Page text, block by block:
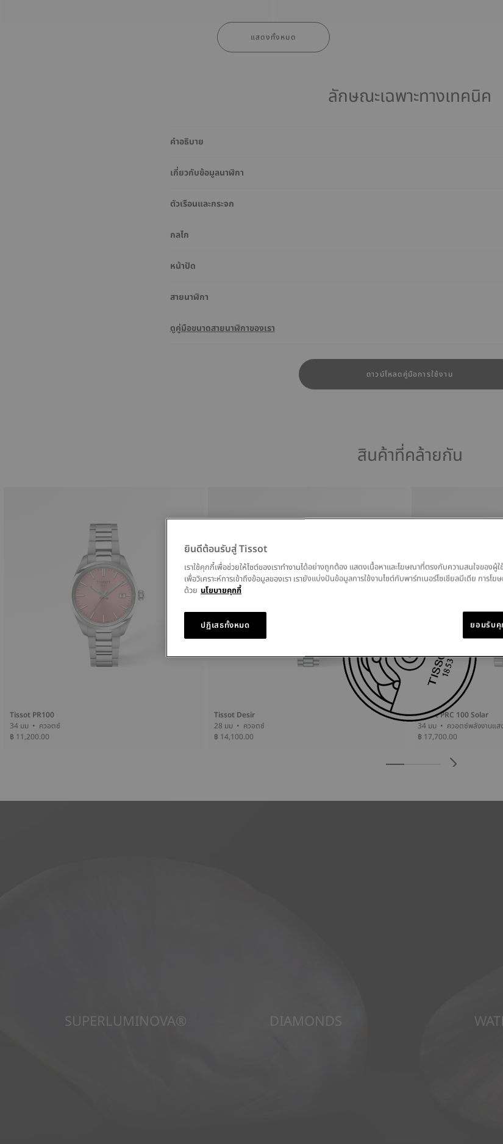
แสดงทั้งหมด
ลักษณะเฉพาะทางเทคนิค
คำอธิบาย
เกี่ยวกับข้อมูลนาฬิกา
ตัวเรือนและกระจก
กลไก
หน้าปัด
สายนาฬิกา
ดูคู่มือขนาดสายนาฬิกาของเรา
ดาวน์โหลดคู่มือการใช้งาน
สินค้าที่คล้ายกัน
Tissot PR100
34 มม • ควอตซ์
฿ 11,200.00
Tissot Desir
28 มม • ควอตซ์
฿ 14,100.00
Tissot PRC 100 Solar
34 มม • ควอตซ์พลังงาน
฿ 17,700.00
SUPERLUMINOVA® DIAMONDS
ยินดีต้อนรับสู่ Tissot
เราใช้คุกกี้เพื่อช่วยให้ไซต์ของเราทำงานได้อย่างถูกต้อง แสดงเนื้อหาและโฆษณาที่ตรงกับความสนใจของผู้
เพื่อวิเคราะห์การเข้าถึงข้อมูลของเรา เรายังแบ่งปันข้อมูลการใช้งานไซต์กับพาร์ทเนอร์โซเชียลมีเดีย การโฆ
ด้วย นโยบายคุกกี้
ปฏิเสธทั้งหมด ยอมรับ